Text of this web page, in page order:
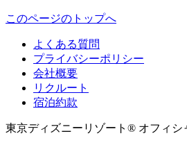
このページのトップへ
よくある質問
プライバシーポリシー
会社概要
リクルート
宿泊約款
東京ディズニーリゾート® オフィシ